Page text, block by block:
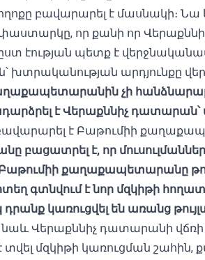
բավարարել է մասնակի։ Նա
որ քանի որ
էության պետք է
արդյունքը
չի
է Վերաքննիչ
է Բաթումիի
բացատրել է, որ
քաղաքապետարանը
գտնվում է նոր մզկիթի
կառուցվել են առանց
Վերաքննիչ դատարանի վճռի
մզկիթի կառուցման շահին,